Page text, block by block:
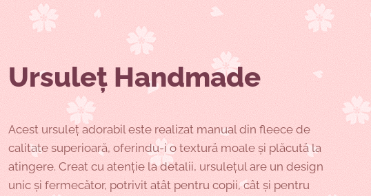
Ursuleț Handmade
Acest ursuleț adorabil este realizat manual din fleece de
calitate superioară, oferindu-i o textură moale și plăcută la
atingere. Creat cu atenție la detalii, ursulețul are un design
unic și fermecător, potrivit atât pentru copii, cât și pentru